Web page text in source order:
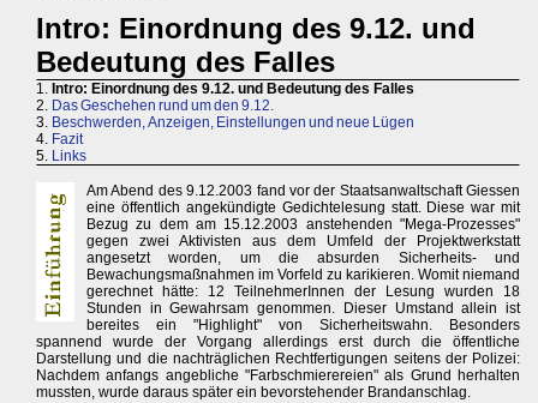
Intro: Einordnung des 9.12. und
Bedeutung des Falles
1. Intro: Einordnung des 9.12. und Bedeutung des Falles
2. Das Geschehen rund um den 9.12.
3. Beschwerden, Anzeigen, Einstellungen und neue Lügen
4. Fazit
5. Links
Am Abend des 9.12.2003 fand vor der Staatsanwaltschaft Giessen
eine öffentlich angekündigte Gedichtelesung statt. Diese war mit
Bezug zu dem am 15.12.2003 anstehenden "Mega-Prozesses"
gegen zwei Aktivisten aus dem Umfeld der Projektwerkstatt
angesetzt worden, um die absurden Sicherheits- und
Bewachungsmaßnahmen im Vorfeld zu karikieren. Womit niemand
gerechnet hätte: 12 TeilnehmerInnen der Lesung wurden 18
Stunden in Gewahrsam genommen. Dieser Umstand allein ist
bereites ein "Highlight" von Sicherheitswahn. Besonders
spannend wurde der Vorgang allerdings erst durch die öffentliche
Darstellung und die nachträglichen Rechtfertigungen seitens der Polizei:
Nachdem anfangs angebliche "Farbschmierereien" als Grund herhalten
mussten, wurde daraus später ein bevorstehender Brandanschlag.